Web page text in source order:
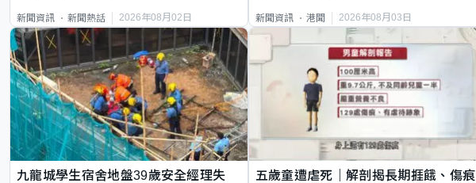
新聞資訊 新聞熱話 2026年08月02日 新聞資訊 港聞 2026年08月03日
九龍城學生宿舍地盤39歲安全經理失
五歲童遭虐死｜解剖揭長期捱餓、傷痕